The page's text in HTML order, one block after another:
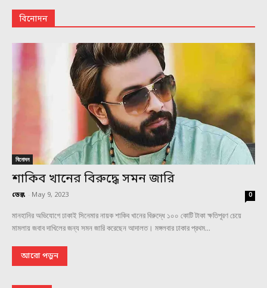
বিনোদন
বিনোদন
শাকিব খানের বিরুদ্ধে সমন জারি
ডেস্ক - May 9, 2023 0
মানহানির অভিযোগে ঢাকাই সিনেমার নায়ক শাকিব খানের বিরুদ্ধে ১০০ কোটি টাকা ক্ষতিপূরণ চেয়ে
মামলায় জবাব দাখিলের জন্য সমন জারি করেছেন আদালত। মঙ্গলবার ঢাকার প্রথম...
আরো পড়ুন